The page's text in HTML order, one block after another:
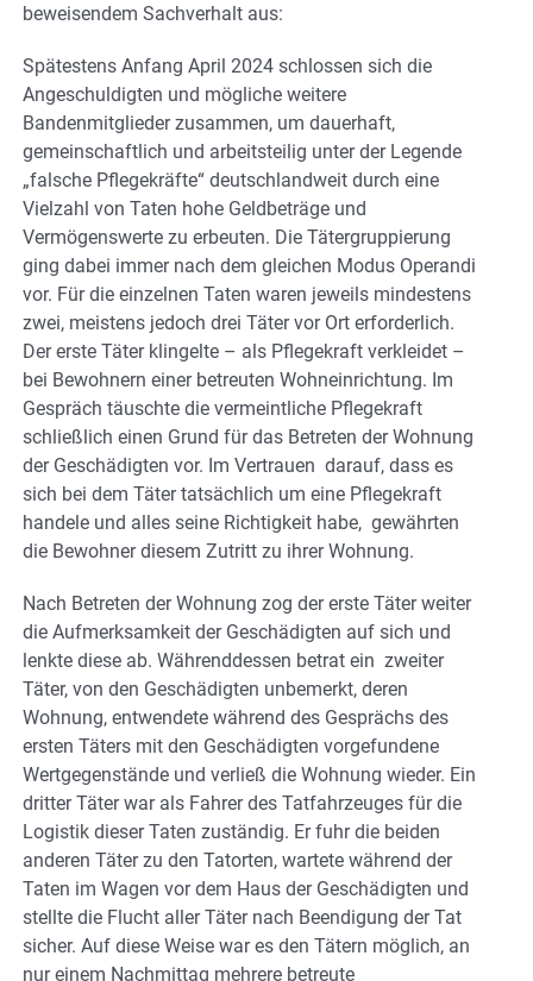
beweisendem Sachverhalt aus:
Spätestens Anfang April 2024 schlossen sich die
Angeschuldigten und mögliche weitere
Bandenmitglieder zusammen, um dauerhaft,
gemeinschaftlich und arbeitsteilig unter der Legende
„falsche Pflegekräfte“ deutschlandweit durch eine
Vielzahl von Taten hohe Geldbeträge und
Vermögenswerte zu erbeuten. Die Tätergruppierung
ging dabei immer nach dem gleichen Modus Operandi
vor. Für die einzelnen Taten waren jeweils mindestens
zwei, meistens jedoch drei Täter vor Ort erforderlich.
Der erste Täter klingelte – als Pflegekraft verkleidet –
bei Bewohnern einer betreuten Wohneinrichtung. Im
Gespräch täuschte die vermeintliche Pflegekraft
schließlich einen Grund für das Betreten der Wohnung
der Geschädigten vor. Im Vertrauen darauf, dass es
sich bei dem Täter tatsächlich um eine Pflegekraft
handele und alles seine Richtigkeit habe, gewährten
die Bewohner diesem Zutritt zu ihrer Wohnung.
Nach Betreten der Wohnung zog der erste Täter weiter
die Aufmerksamkeit der Geschädigten auf sich und
lenkte diese ab. Währenddessen betrat ein zweiter
Täter, von den Geschädigten unbemerkt, deren
Wohnung, entwendete während des Gesprächs des
ersten Täters mit den Geschädigten vorgefundene
Wertgegenstände und verließ die Wohnung wieder. Ein
dritter Täter war als Fahrer des Tatfahrzeuges für die
Logistik dieser Taten zuständig. Er fuhr die beiden
anderen Täter zu den Tatorten, wartete während der
Taten im Wagen vor dem Haus der Geschädigten und
stellte die Flucht aller Täter nach Beendigung der Tat
sicher. Auf diese Weise war es den Tätern möglich, an
nur einem Nachmittag mehrere betreute